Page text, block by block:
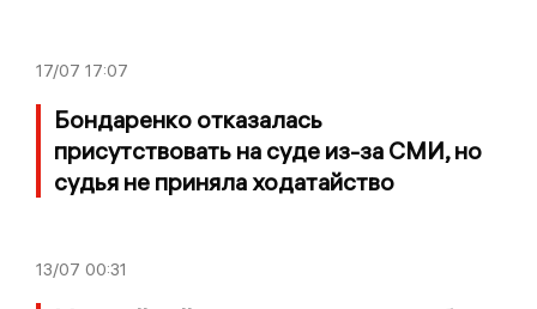
17/07 17:07
Бондаренко отказалась
присутствовать на суде из-за СМИ, но
судья не приняла ходатайство
13/07 00:31